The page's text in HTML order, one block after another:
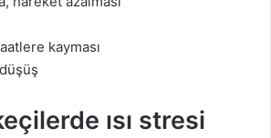
kayması
ısı stresi